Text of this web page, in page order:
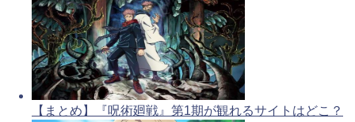
【まとめ】『呪術廻戦』第1期が観れるサイトはどこ？